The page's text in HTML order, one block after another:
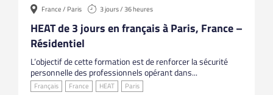
France / Paris 3 jours / 36 heures
HEAT de 3 jours en français à Paris, France –
Résidentiel
L’objectif de cette formation est de renforcer la sécurité
personnelle des professionnels opérant dans...
Français France HEAT Paris